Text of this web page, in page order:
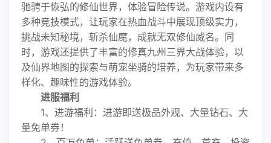
驰骋于恢弘的修仙世界，体验冒险传说。游戏内设有
多种竞技模式，让玩家在热血战斗中展现顶级实力，
挑战未知秘境，斩杀仙魔，成就无双修仙威名。同
时，游戏还提供了丰富的修真九州三界大战体验，以
及仙界地图的探索与萌宠坐骑的培养，为玩家带来多
样化、趣味性的游戏体验。
进服福利
1、进游福利：进游即送极品外观、大量钻石、大
量免单券！